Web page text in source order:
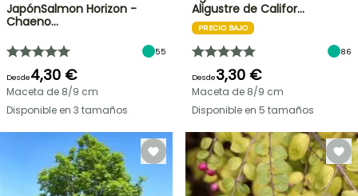
JapónSalmon Horizon -
Chaeno…
55
Desde4,30 €
Maceta de 8/9 cm
Disponible en 3 tamaños
Aligustre de Califor…
PRECIO BAJO
86
Desde3,30 €
Maceta de 8/9 cm
Disponible en 5 tamaños